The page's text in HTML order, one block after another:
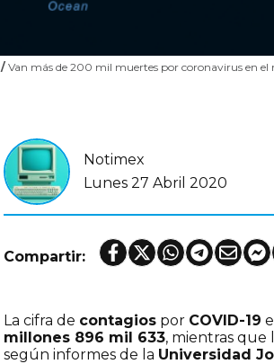
/ Van más de 200 mil muertes por coronavirus en el
Notimex
Lunes 27 Abril 2020
Compartir:
La cifra de contagios por COVID-19
millones 896 mil 633, mientras que
según informes de la Universidad